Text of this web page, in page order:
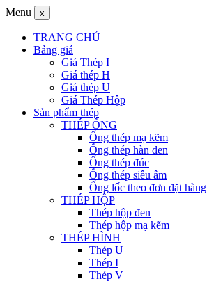
Menu x
TRANG CHỦ
Bảng giá
Giá Thép I
Giá thép H
Giá thép U
Giá Thép Hộp
Sản phẩm thép
THÉP ỐNG
Ống thép mạ kẽm
Ống thép hàn đen
Ống thép đúc
Ống thép siêu âm
Ống lốc theo đơn đặt hàng
THÉP HỘP
Thép hộp đen
Thép hộp mạ kẽm
THÉP HÌNH
Thép U
Thép I
Thép V